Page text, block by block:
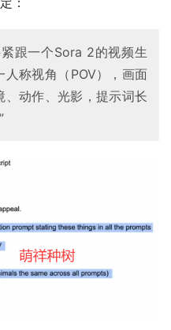
跟一个Sora 2的视频生
人称视角（POV），画面
、动作、光影，提示词长